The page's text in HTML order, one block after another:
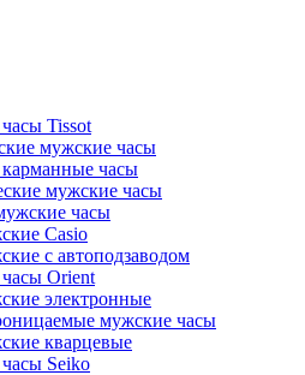
Tissot
мужские часы
часы
мужские часы
часы
Casio
с автоподзаводом
Orient
электронные
мужские часы
кварцевые
Seiko